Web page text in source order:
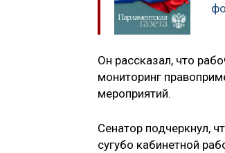
Он рассказал, что
мониторинг
мероприятий.
Сенатор подчеркнул,
сугубо кабинетной